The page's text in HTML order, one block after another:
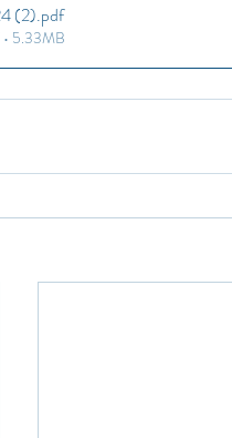
(2).pdf
• 5.33MB